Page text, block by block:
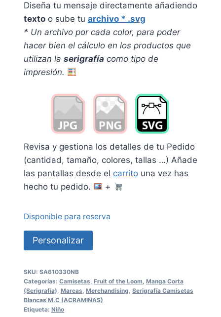
Diseña tu mensaje directamente añadiendo
texto o sube tu archivo * .svg
* Un archivo por cada color, para poder
hacer bien el cálculo en los productos que
utilizan la serigrafía como tipo de
impresión.
Revisa y gestiona los detalles de tu Pedido
(cantidad, tamaño, colores, tallas …) Añade
las pantallas desde el carrito una vez has
hecho tu pedido.
+
Disponible para reserva
Personalizar
SKU: SA610330NB
Categorías: Camisetas Fruit of the Loom Manga Corta
(Serigrafía) Marcas Merchandising Serigrafía Camisetas
Blancas M.C (ACRAMINAS)
Etiqueta: Niño